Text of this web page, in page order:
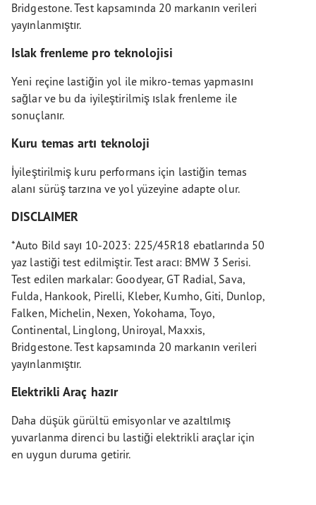
Bridgestone. Test kapsamında 20 markanın verileri
yayınlanmıştır.
Islak frenleme pro teknolojisi
Yeni reçine lastiğin yol ile mikro-temas yapmasını
sağlar ve bu da iyileştirilmiş ıslak frenleme ile
sonuçlanır.
Kuru temas artı teknoloji
İyileştirilmiş kuru performans için lastiğin temas
alanı sürüş tarzına ve yol yüzeyine adapte olur.
DISCLAIMER
*Auto Bild sayı 10-2023: 225/45R18 ebatlarında 50
yaz lastiği test edilmiştir. Test aracı: BMW 3 Serisi.
Test edilen markalar: Goodyear, GT Radial, Sava,
Fulda, Hankook, Pirelli, Kleber, Kumho, Giti, Dunlop,
Falken, Michelin, Nexen, Yokohama, Toyo,
Continental, Linglong, Uniroyal, Maxxis,
Bridgestone. Test kapsamında 20 markanın verileri
yayınlanmıştır.
Elektrikli Araç hazır
Daha düşük gürültü emisyonlar ve azaltılmış
yuvarlanma direnci bu lastiği elektrikli araçlar için
en uygun duruma getirir.